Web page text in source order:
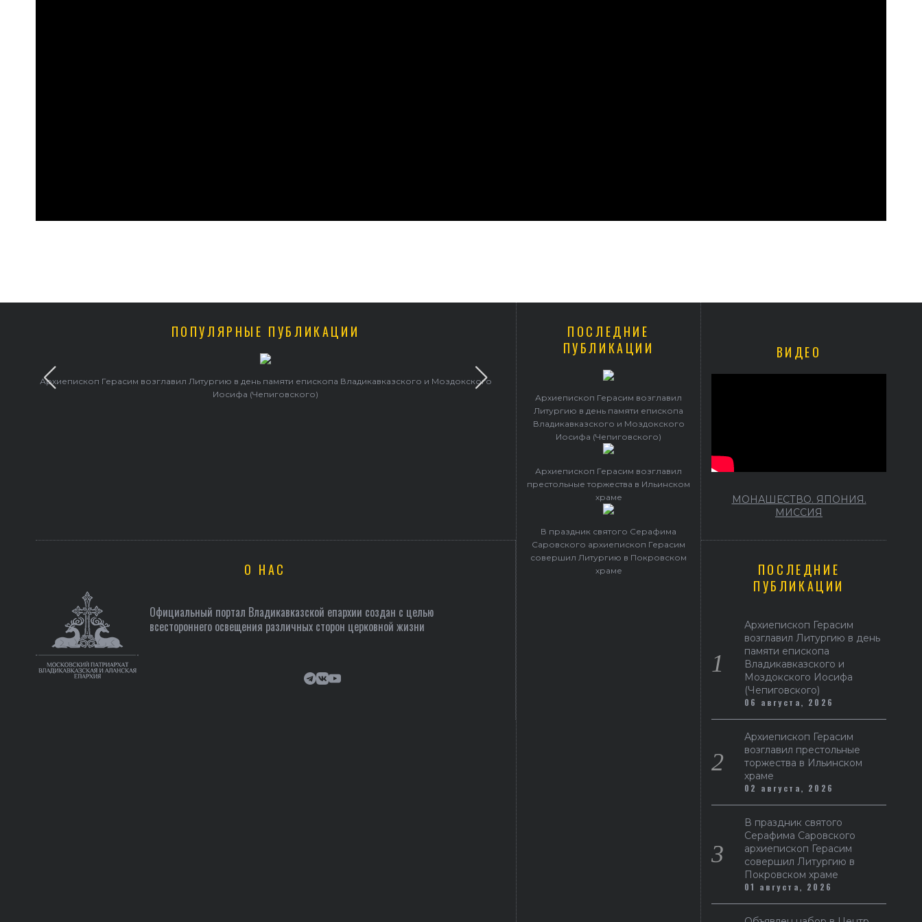
ПОПУЛЯРНЫЕ ПУБЛИКАЦИИ
Архиепископ Герасим возглавил Литургию в день памяти епископа Владикавказского и Моздокского
Иосифа (Чепиговского)
Архиепископ Герасим возглавил престольные торжества в Ильинском храме
О НАС
Официальный портал Владикавказской епархии создан c целью
всестороннего освещения различных сторон церковной жизни
ПОСЛЕДНИЕ
ПУБЛИКАЦИИ
Архиепископ Герасим возглавил
Литургию в день памяти епископа
Владикавказского и Моздокского
Иосифа (Чепиговского)
Архиепископ Герасим возглавил
престольные торжества в Ильинском
храме
В праздник святого Серафима
Саровского архиепископ Герасим
совершил Литургию в Покровском
храме
ВИДЕО
МОНАШЕСТВО. ЯПОНИЯ.
МИССИЯ
ПОСЛЕДНИЕ
ПУБЛИКАЦИИ
Архиепископ Герасим
возглавил Литургию в день
памяти епископа
Владикавказского и
Моздокского Иосифа
(Чепиговского)
06 августа, 2026
Архиепископ Герасим
возглавил престольные
торжества в Ильинском
храме
02 августа, 2026
В праздник святого
Серафима Саровского
архиепископ Герасим
совершил Литургию в
Покровском храме
01 августа, 2026